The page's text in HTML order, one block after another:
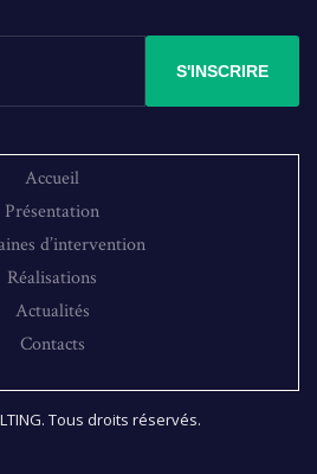
S'INSCRIRE
Accueil
Présentation
d’intervention
Réalisations
Actualités
Contacts
Tous droits réservés.